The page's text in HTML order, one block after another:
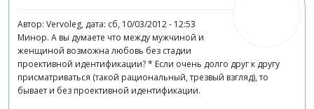
Автор: Vervoleg, дата: сб, 10/03/2012 - 12:53
Минор. А вы думаете что между мужчиной и
женщиной возможна любовь без стадии
проективной идентификации? * Если очень долго друг к другу
присматриваться (такой рациональный, трезвый взгляд), то
бывает и без проективной идентификации.